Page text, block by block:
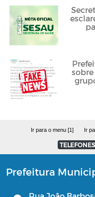
Ir para o menu [1] Ir
TELEFONES
Prefeitura